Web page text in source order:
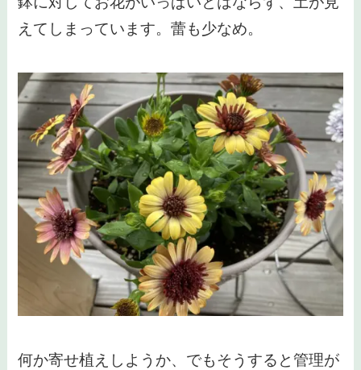
えてしまっています。蕾も少なめ。
何か寄せ植えしようか、でもそうすると管理が